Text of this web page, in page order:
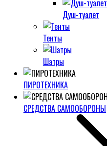
Душ-туалет
Тенты
Шатры
ПИРОТЕХНИКА
СРЕДСТВА САМООБОРОНЫ